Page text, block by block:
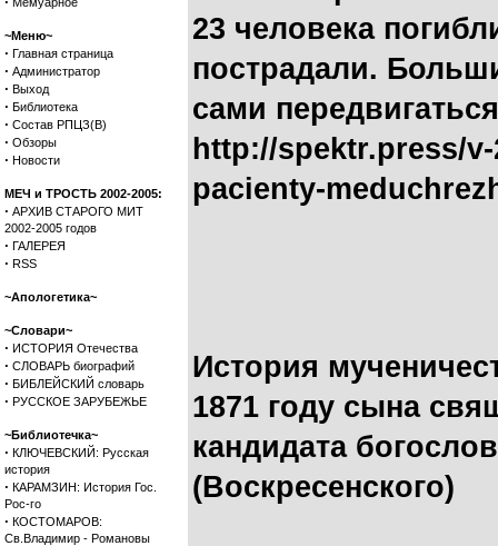
~Меню~
· Главная страница
· Администратор
· Выход
· Библиотека
· Состав РПЦЗ(В)
· Обзоры
· Новости
МЕЧ и ТРОСТЬ 2002-2005:
· АРХИВ СТАРОГО МИТ
2002-2005 годов
· ГАЛЕРЕЯ
· RSS
~Апологетика~
~Словари~
· ИСТОРИЯ Отечества
· СЛОВАРЬ биографий
· БИБЛЕЙСКИЙ словарь
· РУССКОЕ ЗАРУБЕЖЬЕ
~Библиотечка~
· КЛЮЧЕВСКИЙ: Русская
история
· КАРАМЗИН: История Гос.
Рос-го
· КОСТОМАРОВ:
Св.Владимир - Романовы
23 человека
пострадали.
сами
http://spektr.press/
pacienty-
История
1871 году сына
кандидата
(Воскресенского)